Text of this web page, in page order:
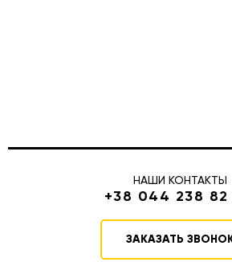
НАШИ КОНТАКТЫ
+38 044 238
ЗАКАЗАТЬ